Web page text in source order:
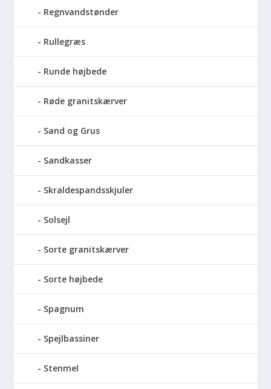
Regnvandstønder
Rullegræs
Runde højbede
Røde granitskærver
Sand og Grus
Sandkasser
Skraldespandsskjuler
Solsejl
Sorte granitskærver
Sorte højbede
Spagnum
Spejlbassiner
Stenmel